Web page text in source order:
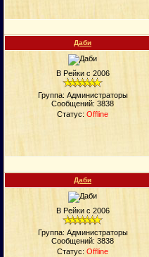
Даби
В Рейки с 2006
Группа: Администраторы
Сообщений: 3838
Статус: Offline
Даби
В Рейки с 2006
Группа: Администраторы
Сообщений: 3838
Статус: Offline